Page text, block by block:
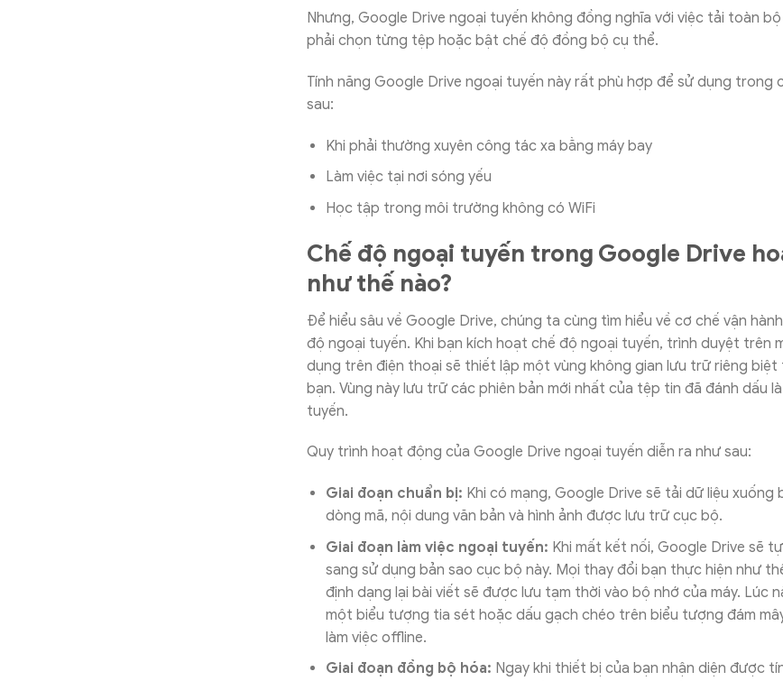
Nhưng, Google Drive ngoại tuyến không đồng nghĩa với việc tải toàn bộ
phải chọn từng tệp hoặc bật chế độ đồng bộ cụ thể.
Tính năng Google Drive ngoại tuyến này rất phù hợp để sử dụng trong
sau:
Khi phải thường xuyên công tác xa bằng máy bay
Làm việc tại nơi sóng yếu
Học tập trong môi trường không có WiFi
Chế độ ngoại tuyến trong Google Drive
như thế nào?
Để hiểu sâu về Google Drive, chúng ta cùng tìm hiểu về cơ chế vận
độ ngoại tuyến. Khi bạn kích hoạt chế độ ngoại tuyến, trình duyệt trên
dụng trên điện thoại sẽ thiết lập một vùng không gian lưu trữ riêng
bạn. Vùng này lưu trữ các phiên bản mới nhất của tệp tin đã đánh dấu
tuyến.
Quy trình hoạt động của Google Drive ngoại tuyến diễn ra như sau:
Giai đoạn chuẩn bị: Khi có mạng, Google Drive sẽ tải dữ liệu xuống
dòng mã, nội dung văn bản và hình ảnh được lưu trữ cục bộ.
Giai đoạn làm việc ngoại tuyến: Khi mất kết nối, Google Drive sẽ
sang sử dụng bản sao cục bộ này. Mọi thay đổi bạn thực hiện như
định dạng lại bài viết sẽ được lưu tạm thời vào bộ nhớ của máy. Lúc
một biểu tượng tia sét hoặc dấu gạch chéo trên biểu tượng đám
làm việc offline.
Giai đoạn đồng bộ hóa: Ngay khi thiết bị của bạn nhận diện được